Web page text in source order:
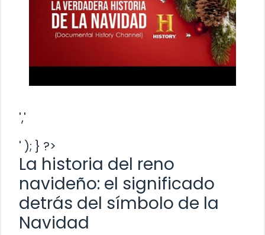
','
' ); } ?>
La historia del reno
navideño: el significado
detrás del símbolo de la
Navidad